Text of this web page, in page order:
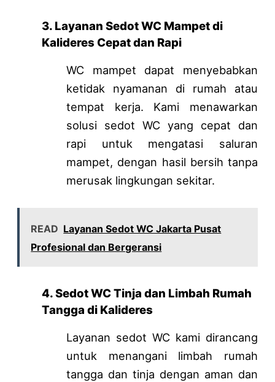
3. Layanan Sedot WC Mampet di
Kalideres Cepat dan Rapi
WC mampet dapat menyebabkan
ketidak nyamanan di rumah atau
tempat kerja. Kami menawarkan
solusi sedot WC yang cepat dan
rapi untuk mengatasi saluran
mampet, dengan hasil bersih tanpa
merusak lingkungan sekitar.
READ Layanan Sedot WC Jakarta Pusat
Profesional dan Bergeransi
4. Sedot WC Tinja dan Limbah Rumah
Tangga di Kalideres
Layanan sedot WC kami dirancang
untuk menangani limbah rumah
tangga dan tinja dengan aman dan